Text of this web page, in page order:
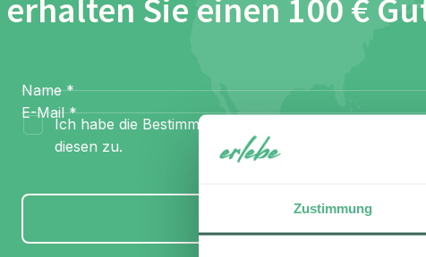
Zustimmung
erhalten Sie einen 100 €
Name *
E-Mail *
Ich habe die Bestimmungen zum
diesen zu.
Anmelden